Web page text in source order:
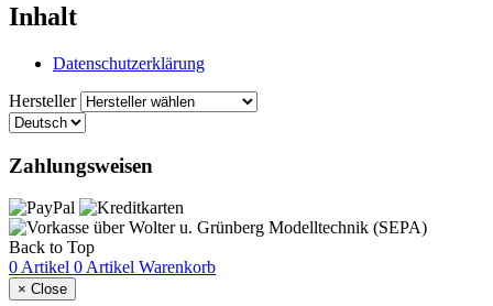
Inhalt
Datenschutzerklärung
Hersteller
Zahlungsweisen
Back to Top
0 Artikel 0 Artikel Warenkorb
× Close